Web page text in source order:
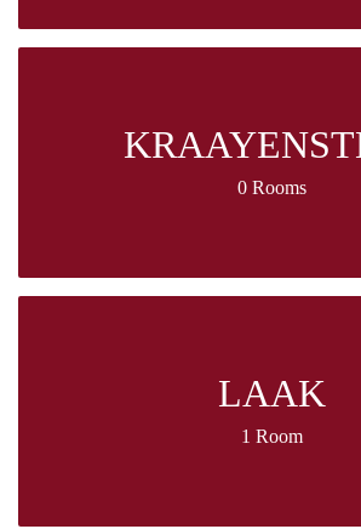
0 Rooms
LAAK
1 Room